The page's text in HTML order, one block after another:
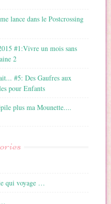
lance dans le Postcrossing
#1:Vivre un mois sans
2
#5: Des Gaufres aux
pour Enfants
plus ma Mounette....
qui voyage …